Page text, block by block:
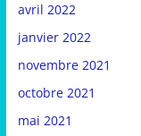
avril 2022
janvier 2022
novembre 2021
octobre 2021
mai 2021